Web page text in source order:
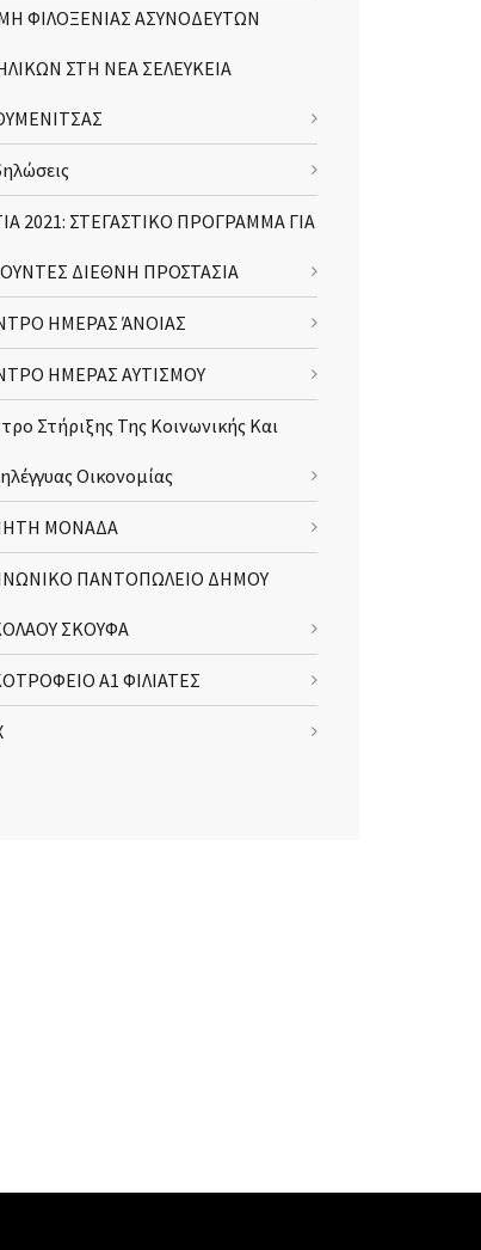
ΦΙΛΟΞΕΝΙΑΣ ΑΣΥΝΟΔΕΥΤΩΝ
ΣΤΗ ΝΕΑ ΣΕΛΕΥΚΕΙΑ
2021: ΣΤΕΓΑΣΤΙΚΟ ΠΡΟΓΡΑΜΜΑ ΓΙΑ
ΔΙΕΘΝΗ ΠΡΟΣΤΑΣΙΑ
ΗΜΕΡΑΣ ΆΝΟΙΑΣ
ΗΜΕΡΑΣ ΑΥΤΙΣΜΟΥ
Στήριξης Της Κοινωνικής Και
Οικονομίας
ΜΟΝΑΔΑ
ΠΑΝΤΟΠΩΛΕΙΟ ΔΗΜΟΥ
ΣΚΟΥΦΑ
Α1 ΦΙΛΙΑΤΕΣ